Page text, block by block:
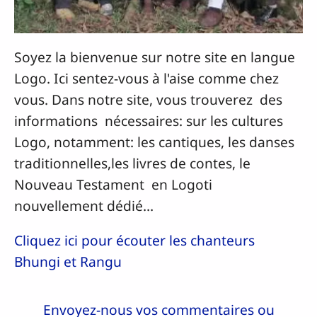
Soyez la bienvenue sur notre site en langue
Logo. Ici sentez-vous à l'aise comme chez
vous. Dans notre site, vous trouverez des
informations nécessaires: sur les cultures
Logo, notamment: les cantiques, les danses
traditionnelles,les livres de contes, le
Nouveau Testament en Logoti
nouvellement dédié…
Cliquez ici pour écouter les chanteurs
Bhungi et Rangu
Envoyez-nous vos commentaires ou